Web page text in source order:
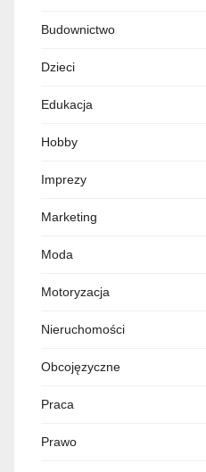
Budownictwo
Dzieci
Edukacja
Hobby
Imprezy
Marketing
Moda
Motoryzacja
Nieruchomości
Obcojęzyczne
Praca
Prawo